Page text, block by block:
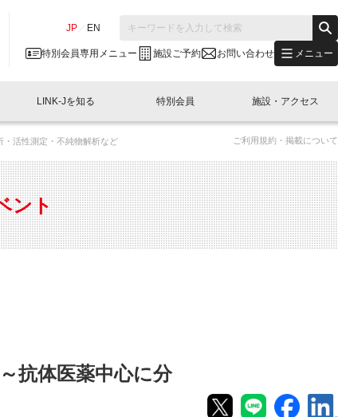
JP EN
特別会員専用メニュー 施設ご予約 お問い合わせ メニュー
ポート一覧
・共催 特別会員開催
・協力 出展・参加
What's "LINK-BioBAY TOKYO"？
会報誌 (News Letter)
日本橋コラム
交流掲示板一覧
リリース ニュース・事業紹介
イベント
LINK-Jを知る
What’s LINK-J WEST
事業内容
GTB日本橋エリアについて
特別会員
入会申し込み
施設・アクセス
施設ご予約
活性測定・不純物解析など
ご利用規約・掲載について
ント
抗体医薬中心に分